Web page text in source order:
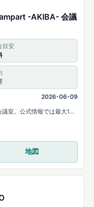
-AKIBA- 会議
目安
2026-06-09
室。公式情報では最大10
ースとして使え、カード
会にも対応すると案内さ
地図